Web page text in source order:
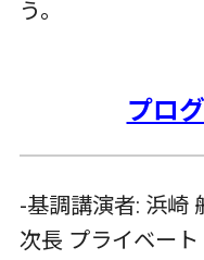
う。
プロ
-基調講演者: 浜崎
次長 プライベー